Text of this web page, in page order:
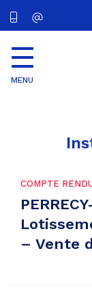
MENU
COMPTE
– Vente